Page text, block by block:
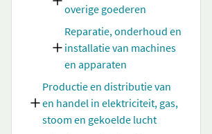
overige goederen
Reparatie, onderhoud en
installatie van machines
en apparaten
Productie en distributie van
en handel in elektriciteit, gas,
stoom en gekoelde lucht